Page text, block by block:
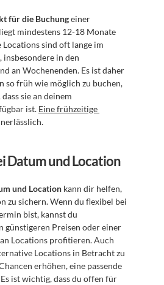
für die Buchung einer
mindestens 12-18 Monate
Locations sind oft lange im
insbesondere in den
an Wochenenden. Es ist daher
so früh wie möglich zu buchen,
sie an deinem
ist. Eine frühzeitige
Datum und Location
und Location kann dir helfen,
zu sichern. Wenn du flexibel bei
bist, kannst du
günstigeren Preisen oder einer
Locations profitieren. Auch
Locations in Betracht zu
erhöhen, eine passende
ist wichtig, dass du offen für